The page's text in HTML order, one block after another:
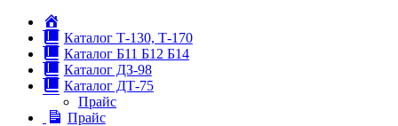
Каталог Т-130, Т-170
Каталог Б11 Б12 Б14
Каталог ДЗ-98
Каталог ДТ-75
Прайс
Прайс